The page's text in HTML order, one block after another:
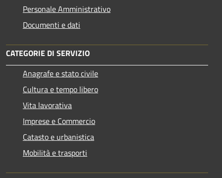
Personale Amministrativo
Documenti e dati
CATEGORIE DI SERVIZIO
Anagrafe e stato civile
Cultura e tempo libero
Vita lavorativa
Imprese e Commercio
Catasto e urbanistica
Mobilità e trasporti